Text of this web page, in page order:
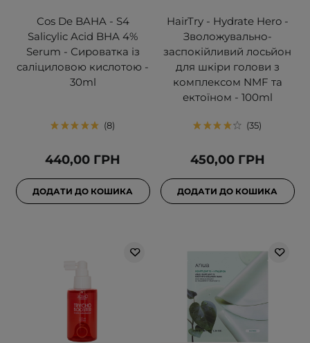
Cos De BAHA - S4
Salicylic Acid BHA 4%
Serum - Сироватка із
саліциловою кислотою -
30ml
8
440,00 ГРН
ДОДАТИ ДО КОШИКА
HairTry - Hydrate Hero -
Зволожувально-
заспокійливий лосьйон
для шкіри голови з
комплексом NMF та
ектоїном - 100ml
35
450,00 ГРН
ДОДАТИ ДО КОШИКА